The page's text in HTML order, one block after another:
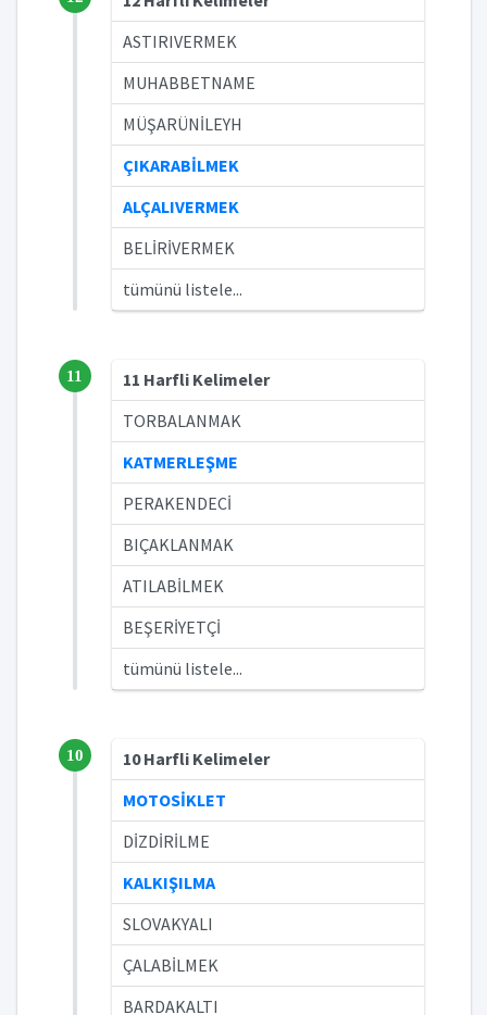
ASTIRIVERMEK
MUHABBETNAME
MÜŞARÜNİLEYH
ÇIKARABİLMEK
ALÇALIVERMEK
BELİRİVERMEK
tümünü listele...
11
11 Harfli Kelimeler
TORBALANMAK
KATMERLEŞME
PERAKENDECİ
BIÇAKLANMAK
ATILABİLMEK
BEŞERİYETÇİ
tümünü listele...
10
10 Harfli Kelimeler
MOTOSİKLET
DİZDİRİLME
KALKIŞILMA
SLOVAKYALI
ÇALABİLMEK
BARDAKALTI